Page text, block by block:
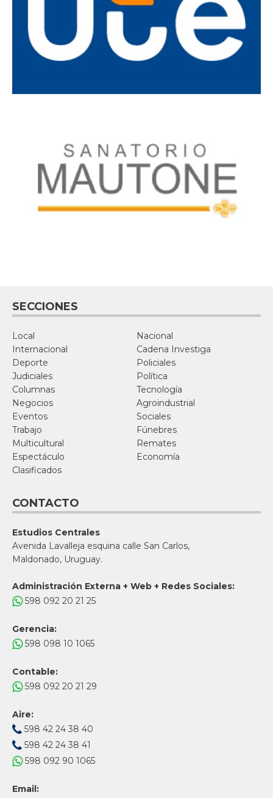
SECCIONES
Local
Nacional
Internacional
Cadena Investiga
Deporte
Policiales
Judiciales
Política
Columnas
Tecnología
Negocios
Agroindustrial
Eventos
Sociales
Trabajo
Fúnebres
Multicultural
Remates
Espectáculo
Economía
Clasificados
CONTACTO
Estudios Centrales
Avenida Lavalleja esquina calle San Carlos,
Maldonado, Uruguay.
Administración Externa + Web + Redes Sociales:
598 092 20 21 25
Gerencia:
598 098 10 1065
Contable:
598 092 20 21 29
Aire:
598 42 24 38 40
598 42 24 38 41
598 092 90 1065
Email: